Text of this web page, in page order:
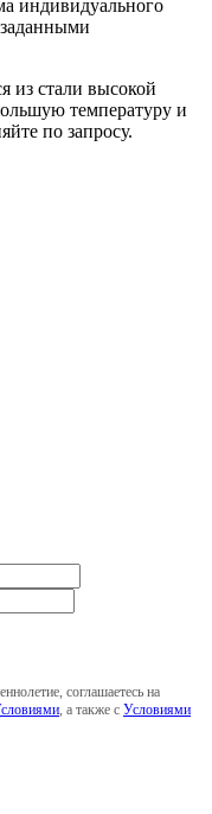
индивидуального
заданными
из стали высокой
температуру и
по запросу.
соглашаетесь на
, а также с Условиями